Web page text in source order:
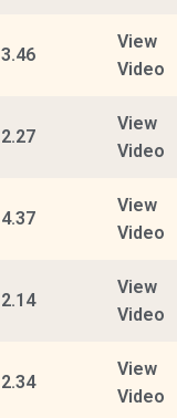
3.46
View
Video
2.27
View
Video
4.37
View
Video
2.14
View
Video
2.34
View
Video